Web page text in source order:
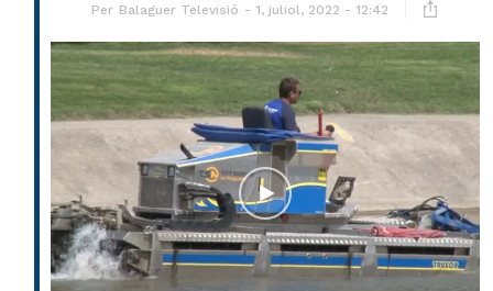
Per Balaguer Televisió 1, juliol, 2022 - 12:42